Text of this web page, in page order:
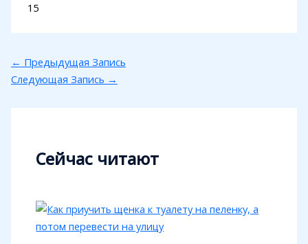
15
← Предыдущая Запись
Следующая Запись →
Сейчас читают